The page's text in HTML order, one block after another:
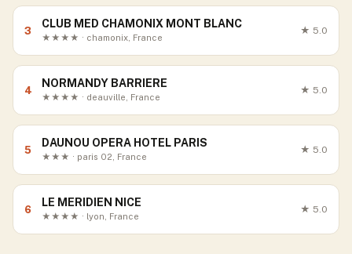
3
CLUB MED CHAMONIX MONT BLANC
★★★★ · chamonix, France
★ 5.0
4
NORMANDY BARRIERE
★★★★ · deauville, France
★ 5.0
5
DAUNOU OPERA HOTEL PARIS
★★★ · paris 02, France
★ 5.0
6
LE MERIDIEN NICE
★★★★ · lyon, France
★ 5.0